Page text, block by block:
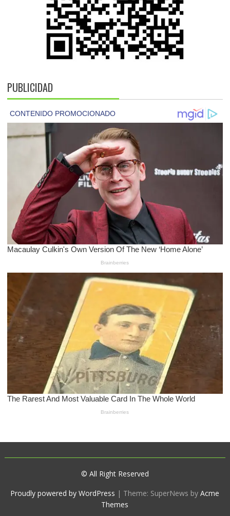
PUBLICIDAD
© All Right Reserved
Proudly powered by WordPress | Theme: SuperNews byAcme
Themes